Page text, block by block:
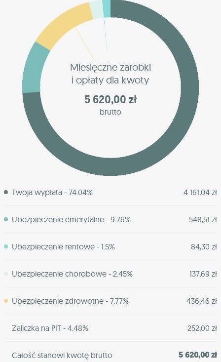
Miesięczne zarobki
i opłaty dla kwoty
5 620,00 zł
brutto
Twoja wypłata - 74.04% 4 161,04 zł
Ubezpieczenie emerytalne - 9.76% 548,51 zł
Ubezpieczenie rentowe - 1.5% 84,30 zł
Ubezpieczenie chorobowe - 2.45% 137,69 zł
Ubezpieczenie zdrowotne - 7.77% 436,46 zł
Zaliczka na PIT - 4.48% 252,00 zł
Całość stanowi kwotę brutto 5 620,00 zł